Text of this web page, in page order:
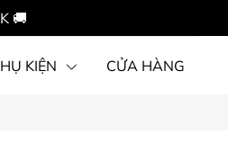
🚚
KIỆN CỬA HÀNG